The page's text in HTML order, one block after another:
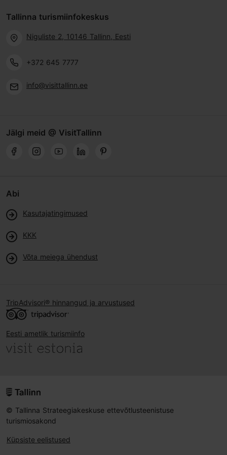
Tallinna turismiinfokeskus
Niguliste 2, 10146 Tallinn, Eesti
+372 645 7777
info@visittallinn.ee
Jälgi meid @ VisitTallinn
Abi
Kasutajatingimused
KKK
Võta meiega ühendust
TripAdvisori® hinnangud ja arvustused
Eesti ametlik turismiinfo
© Tallinna Strateegiakeskuse ettevõtlusteenistuse
turismiosakond
Küpsiste eelistused